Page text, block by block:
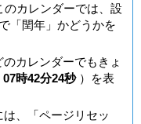
のカレンダーでは、設
「閏年」かどうかを
のカレンダーでもきょ
時42分25秒 ）を表
、「ページリセッ